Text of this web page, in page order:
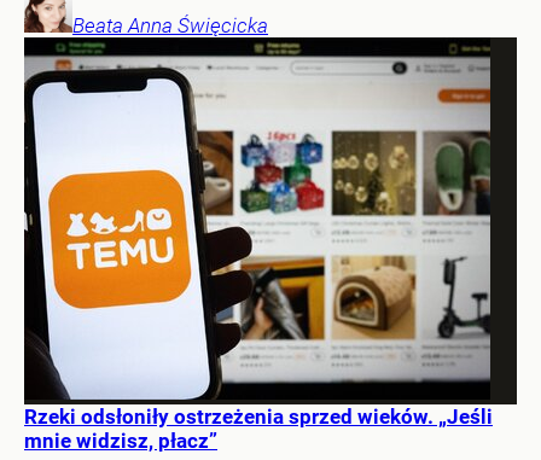
Beata Anna Święcicka
Rzeki odsłoniły ostrzeżenia sprzed wieków. „Jeśli
mnie widzisz, płacz”